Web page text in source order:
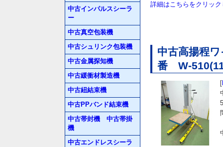
中古インパルスシーラ
ー
中古真空包装機
中古シュリンク包装機
中古金属探知機
中古緩衝材製造機
中古紐結束機
中古PPバンド結束機
中古帯封機 中古帯掛
機
中古エンドレスシーラ
詳細はこちらをクリッ
中古高揚程
番 W-
[